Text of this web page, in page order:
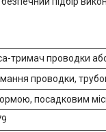
тримач проводки
проводки,
посадковим